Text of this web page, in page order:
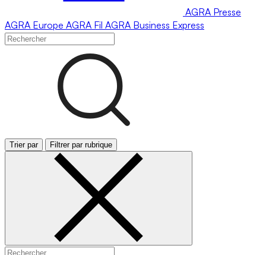
AGRA Presse
AGRA Europe AGRA Fil AGRA Business Express
Trier par Filtrer par rubrique